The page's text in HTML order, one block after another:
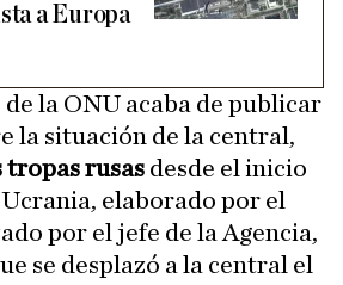
a Europa
la ONU acaba de publicar
la situación de la central,
tropas rusas desde el inicio
elaborado por el
por el jefe de la Agencia,
se desplazó a la central el